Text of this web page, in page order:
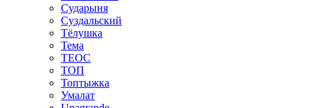
Сударыня
Суздальский
Тёлушка
Тема
ТЕОС
ТОП
Топтыжка
Умалат